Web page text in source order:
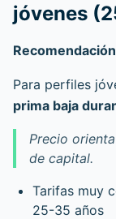
jóvenes
Para perfiles
prima baja
Precio
de capital.
Tarifas muy
25-35 años